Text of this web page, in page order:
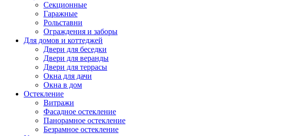
Секционные
Гаражные
Рольставни
Ограждения и заборы
Для домов и коттеджей
Двери для беседки
Двери для веранды
Двери для террасы
Окна для дачи
Окна в дом
Остекление
Витражи
Фасадное остекление
Панорамное остекление
Безрамное остекление